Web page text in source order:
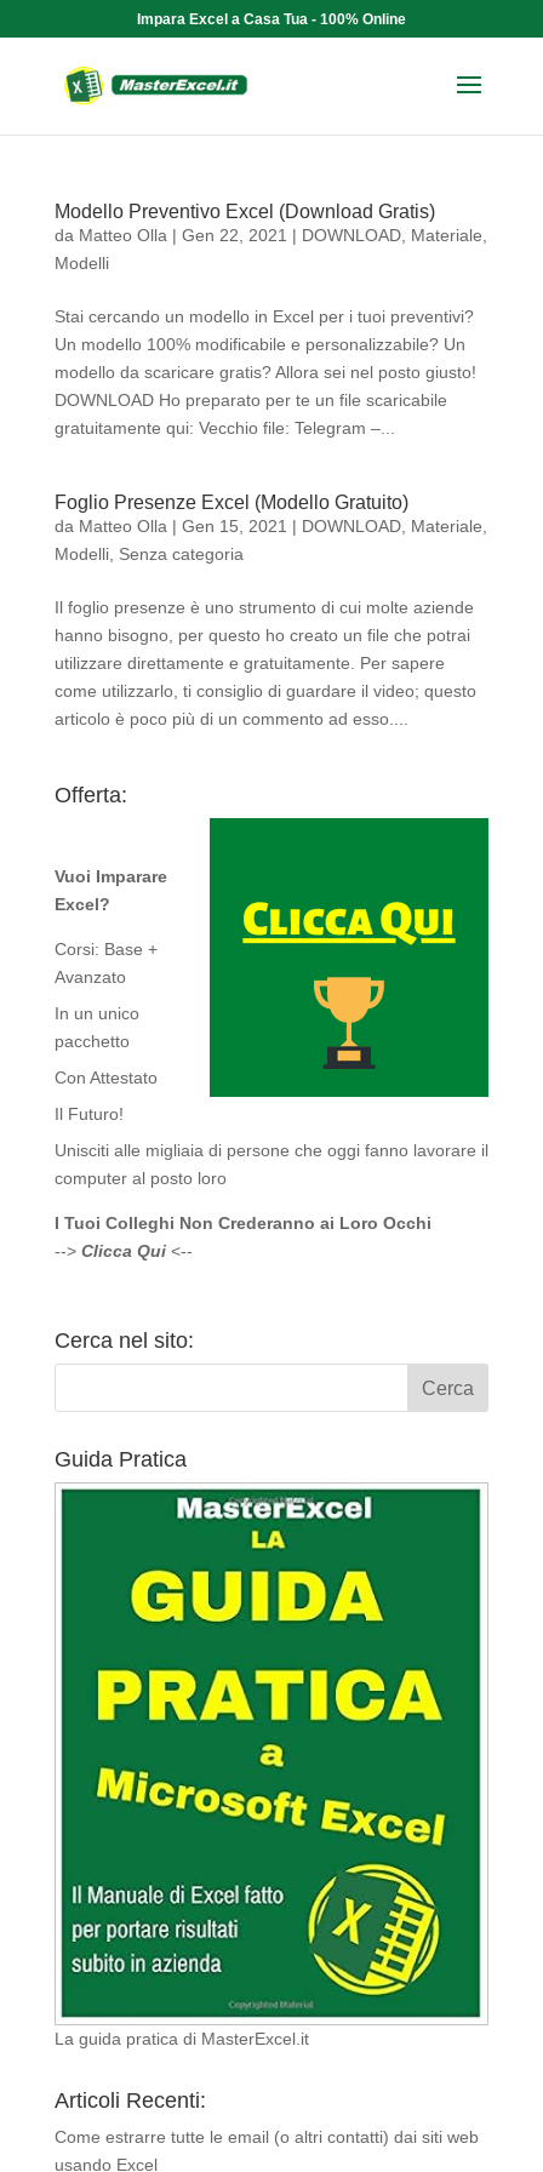
Impara Excel a Casa Tua - 100% Online
Modello Preventivo Excel (Download Gratis)
da Matteo Olla | Gen 22, 2021 | DOWNLOAD, Materiale
Modelli
Stai cercando un modello in Excel per i tuoi preventivi?
Un modello 100% modificabile e personalizzabile? Un
modello da scaricare gratis? Allora sei nel posto giusto!
DOWNLOAD Ho preparato per te un file scaricabile
gratuitamente qui: Vecchio file: Telegram –...
Foglio Presenze Excel (Modello Gratuito)
da Matteo Olla | Gen 15, 2021 | DOWNLOAD, Materiale
Modelli, Senza categoria
Il foglio presenze è uno strumento di cui molte aziende
hanno bisogno, per questo ho creato un file che potrai
utilizzare direttamente e gratuitamente. Per sapere
come utilizzarlo, ti consiglio di guardare il video; questo
articolo è poco più di un commento ad esso....
Offerta:
Vuoi Imparare
Excel?
Corsi: Base +
Avanzato
In un unico
pacchetto
Con Attestato
Il Futuro!
Unisciti alle migliaia di persone che oggi fanno lavorare il
computer al posto loro
I Tuoi Colleghi Non Crederanno ai Loro Occhi
--> Clicca Qui<--
Cerca nel sito:
Guida Pratica
La guida pratica di MasterExcel.it
Articoli Recenti:
Come estrarre tutte le email (o altri contatti) dai siti web
usando Excel